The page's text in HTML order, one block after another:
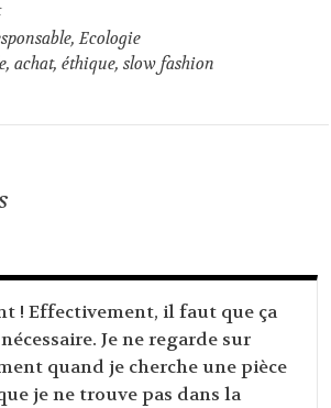
,Ecologie
,achat,éthique,slow fashion
! Effectivement, il faut que ça
Je ne regarde sur
quand je cherche une pièce
je ne trouve pas dans la